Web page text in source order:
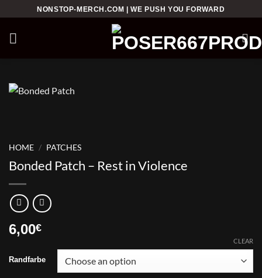
to
content
NONSTOP-MERCH.COM | WE PUSH YOU FORWARD
HOME / PATCHES
Bonded Patch – Rest in Violence
6,00€
Randfarbe
CLEAR